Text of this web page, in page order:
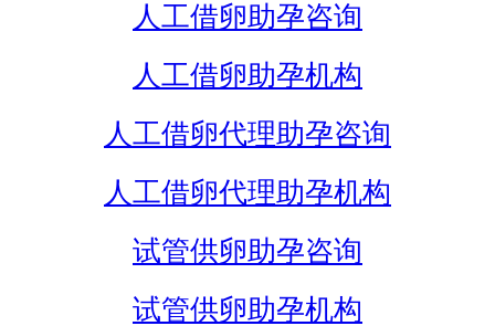
人工借卵助孕咨询
人工借卵助孕机构
人工借卵代理助孕咨询
人工借卵代理助孕机构
试管供卵助孕咨询
试管供卵助孕机构